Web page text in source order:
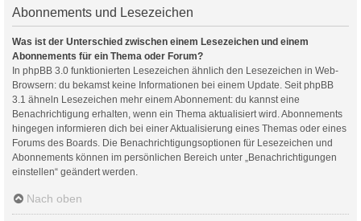
Abonnements und Lesezeichen
Was ist der Unterschied zwischen einem Lesezeichen und einem
Abonnements für ein Thema oder Forum?
In phpBB 3.0 funktionierten Lesezeichen ähnlich den Lesezeichen in Web-
Browsern: du bekamst keine Informationen bei einem Update. Seit phpBB
3.1 ähneln Lesezeichen mehr einem Abonnement: du kannst eine
Benachrichtigung erhalten, wenn ein Thema aktualisiert wird. Abonnements
hingegen informieren dich bei einer Aktualisierung eines Themas oder eines
Forums des Boards. Die Benachrichtigungsoptionen für Lesezeichen und
Abonnements können im persönlichen Bereich unter „Benachrichtigungen
einstellen“ geändert werden.
Nach oben